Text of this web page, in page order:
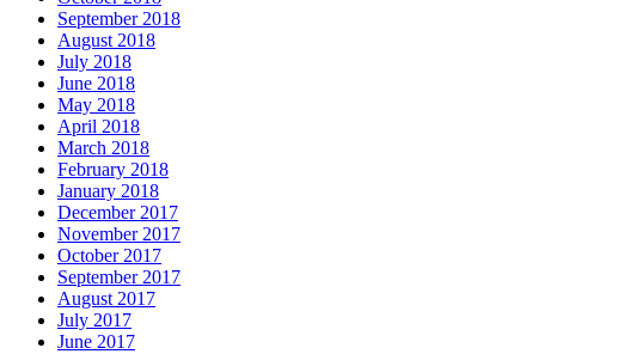
September 2018
August 2018
July 2018
June 2018
May 2018
April 2018
March 2018
February 2018
January 2018
December 2017
November 2017
October 2017
September 2017
August 2017
July 2017
June 2017